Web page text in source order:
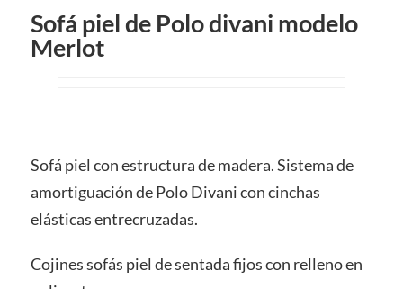
Sofá piel de Polo divani modelo
Merlot
Sofá piel con estructura de madera. Sistema de
amortiguación de Polo Divani con cinchas
elásticas entrecruzadas.
Cojines sofás piel de sentada fijos con relleno en